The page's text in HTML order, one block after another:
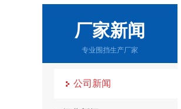
厂家新闻
专业围挡生产厂家
公司新闻